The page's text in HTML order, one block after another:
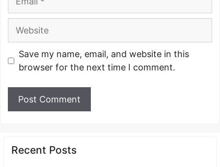
Website
Save my name, email, and website in this
browser for the next time I comment.
Recent Posts